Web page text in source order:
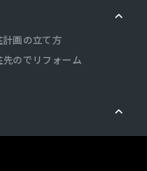
計画の立て方
先のでリフォーム